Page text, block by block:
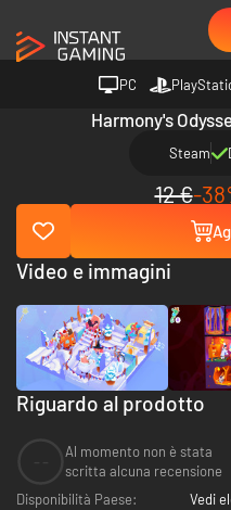
PC
Harmony's
Steam
12 €-
Riguardo al prodotto
Al momento non è stata
scritta alcuna recensione
Disponibilità Paese:
Vedi
Video e immagini